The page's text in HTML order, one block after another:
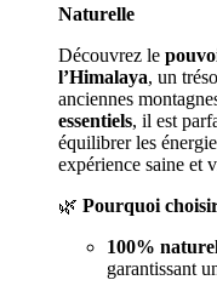
Naturelle
Découvrez le
l’Himalaya, un
anciennes
essentiels, il est
équilibrer les
expérience saine et
🌿 Pourquoi
100%
garantissant